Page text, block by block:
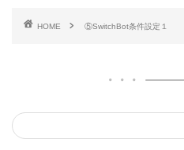
HOME ⑤SwitchBot条件設定１